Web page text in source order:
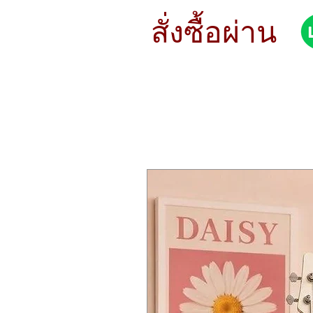
METAL B20
SOUND Bright
WEIGHT Medium Thin
สั่งซื้อผ่าน